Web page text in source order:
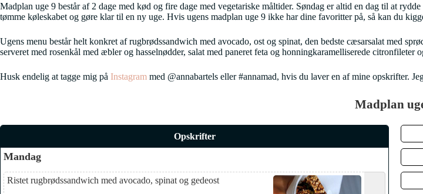
Madplan uge 9 består af 2 dage med kød og fire dage med vegetariske måltider. Søndag er altid en dag til at
tømme køleskabet og gøre klar til en ny uge. Hvis ugens madplan uge 9 ikke har dine favoritter på, så kan du
Ugens menu består helt konkret af rugbrødssandwich med avocado, ost og spinat, den bedste cæsarsalat med
serveret med rosenkål med æbler og hasselnødder, salat med paneret feta og honningkaramelliserede
Husk endelig at tagge mig på Instagram med @annabartels eller #annamad, hvis du laver en af mine opskrifter.
Madplan
Opskrifter
Mandag
Ristet rugbrødssandwich med avocado, spinat og gedeost